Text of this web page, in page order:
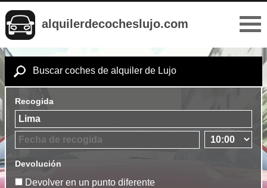
alquilerdecocheslujo.com
Buscar coches de alquiler de Lujo
Recogida
Devolución
Devolver en un punto diferente